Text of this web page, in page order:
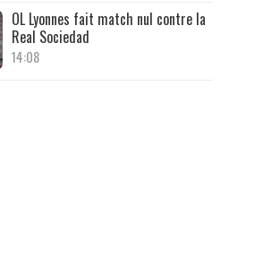
OL Lyonnes fait match nul contre la
Real Sociedad
14:08